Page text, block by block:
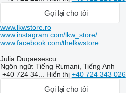
Gọi lại cho tôi
www.lkwstore.ro
www.instagram.com/lkw_store/
www.facebook.com/thelkwstore
Julia Dugaesescu
Ngôn ngữ: Tiếng Rumani, Tiếng Anh
+40 724 34... Hiển thị +40 724 343 026
Gọi lại cho tôi